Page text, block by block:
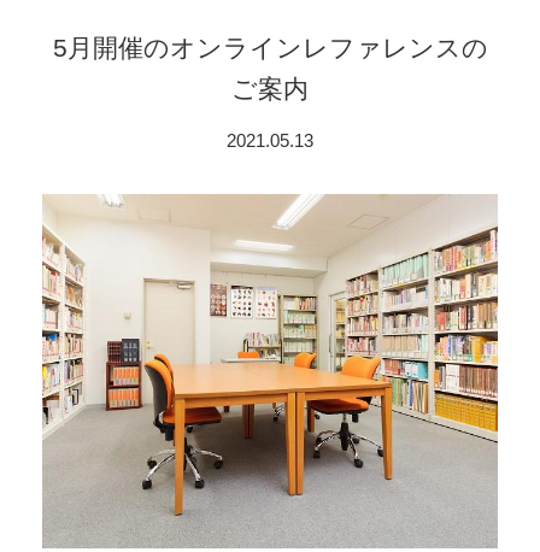
5月開催のオンラインレファレンスの
ご案内
2021.05.13